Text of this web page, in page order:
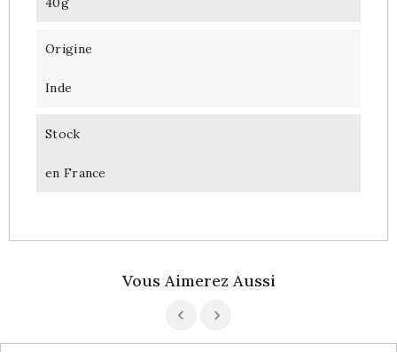
Origine
Inde
Stock
en France
Vous Aimerez Aussi